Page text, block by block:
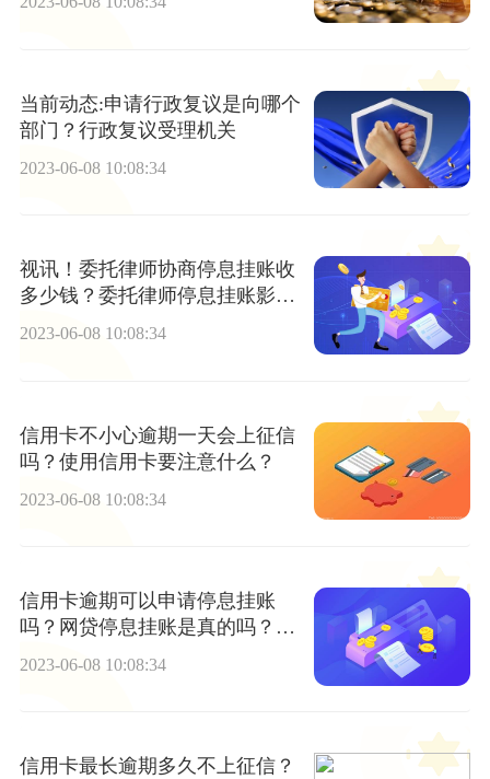
当前动态:申请行政复议是向哪个
部门？行政复议受理机关
2023-06-08 10:08:34
视讯！委托律师协商停息挂账收
多少钱？委托律师停息挂账影响
信用吗？
2023-06-08 10:08:34
信用卡不小心逾期一天会上征信
吗？使用信用卡要注意什么？
2023-06-08 10:08:34
信用卡逾期可以申请停息挂账
吗？网贷停息挂账是真的吗？_
2023-06-08 10:08:34
信用卡最长逾期多久不上征信？